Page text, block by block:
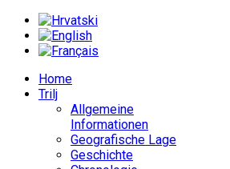
Home
Trilj
Allgemeine
Informationen
Geografische Lage
Geschichte